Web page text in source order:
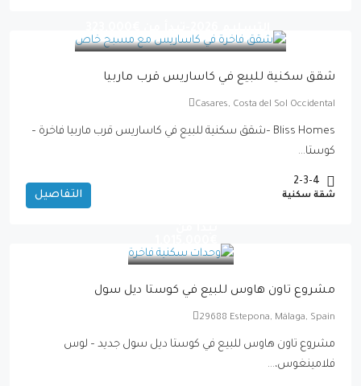
شقق سكنية للبيع في كاساريس قرب ماربيا
Casares, Costa del Sol Occidental
Bliss Homes –شقق سكنية للبيع في كاساريس قرب ماربيا فاخرة –
كوستا...
2-3-4
شقة سكنية التفاصيل
مشروع تاون هاوس للبيع في كوستا ديل سول
29688 Estepona, Málaga, Spain
مشروع تاون هاوس للبيع في كوستا ديل سول جديد – لوس
فلامينغوس،...